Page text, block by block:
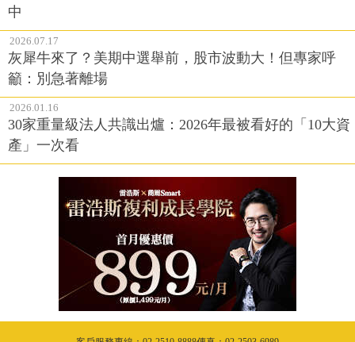
中
2026.07.17
灰犀牛來了？美期中選舉前，股市波動大！但專家呼
籲：別急著離場
2026.01.16
30家重量級法人共識出爐：2026年最被看好的「10大資
產」一次看